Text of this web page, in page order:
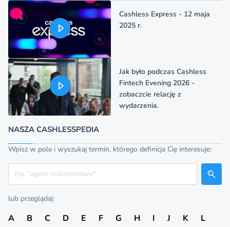
Cashless Express - 12 maja
2025 r.
Jak było podczas Cashless
Fintech Evening 2026 -
zobaczcie relację z
wydarzenia.
NASZA CASHLESSPEDIA
Wpisz w pole i wyszukaj termin, którego definicja Cię interesuje:
Szukaj
lub przeglądaj:
A B C D E F G H I J K
L